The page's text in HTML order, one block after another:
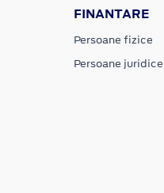
FINANTARE
Persoane fizice
Persoane juridice